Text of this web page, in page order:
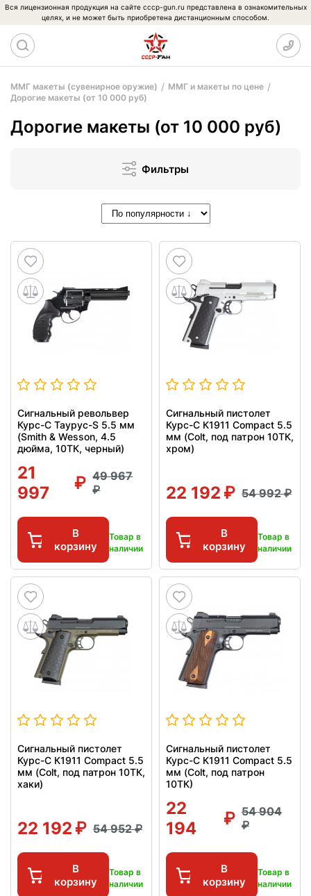
Вся лицензионная продукция на сайте cccp-gun.ru представлена в ознакомительных
целях, и не может быть приобретена дистанционным способом.
ММГ макеты (сувенирное оружие)
ММГ и макеты по цене
Дорогие макеты (от 10 000 руб)
Дорогие макеты (от 10 000 руб)
Фильтры
Сигнальный револьвер
Курс-С Таурус-S 5.5 мм
(Smith & Wesson, 4.5
дюйма, 10ТК, черный)
21
997
49 967
В
корзину
Товар в
наличии
Сигнальный пистолет
Курс-С К1911 Compact 5.5
мм (Colt, под патрон 10ТК,
хром)
22 192 54 992
В
корзину
Товар в
наличии
Сигнальный пистолет
Курс-С К1911 Compact 5.5
мм (Colt, под патрон 10ТК,
хаки)
22 192 54 952
В
корзину
Товар в
наличии
Сигнальный пистолет
Курс-С К1911 Compact 5.5
мм (Colt, под патрон
10ТК)
22
194
54 904
В
корзину
Товар в
наличии